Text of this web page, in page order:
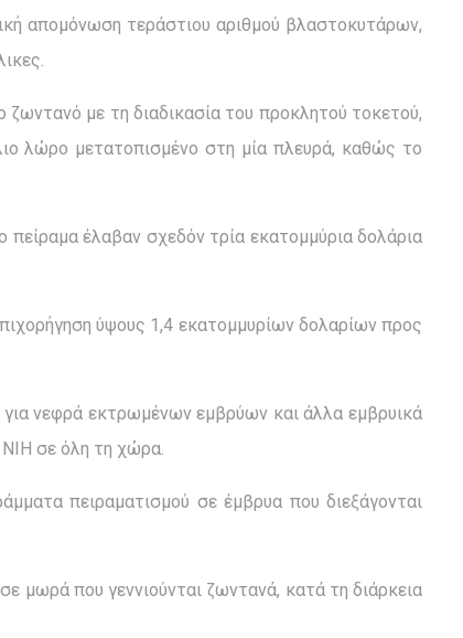
απομόνωση τεράστιου αριθμού βλαστοκυτάρων,
με τη διαδικασία του προκλητού τοκετού,
λώρο μετατοπισμένο στη μία πλευρά, καθώς το
έλαβαν σχεδόν τρία εκατομμύρια δολάρια
ύψους 1,4 εκατομμυρίων δολαρίων προς
για νεφρά εκτρωμένων εμβρύων και άλλα εμβρυικά
σε όλη τη χώρα.
πειραματισμού σε έμβρυα που διεξάγονται
μωρά που γεννιούνται ζωντανά, κατά τη διάρκεια